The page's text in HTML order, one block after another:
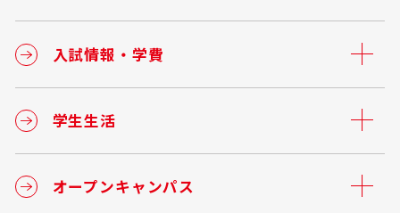
入試情報・学費
学生生活
オープンキャンパス